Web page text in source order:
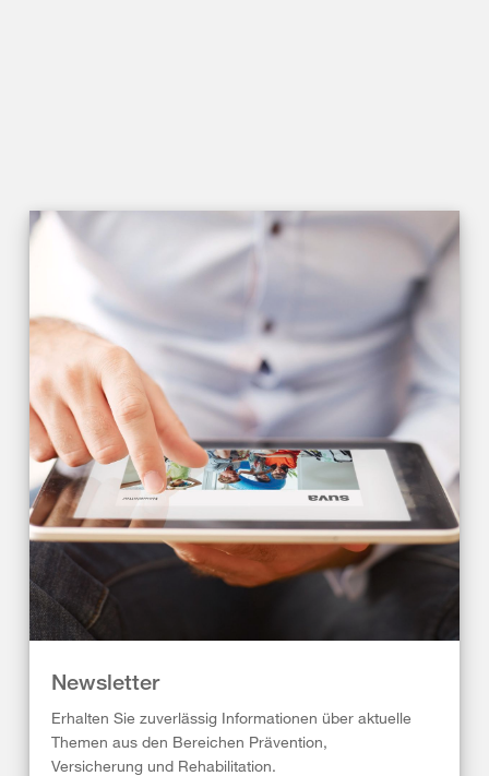
Newsletter
Erhalten Sie zuverlässig Informationen über aktuelle
Themen aus den Bereichen Prävention,
Versicherung und Rehabilitation.